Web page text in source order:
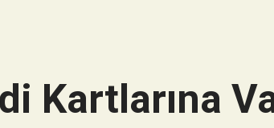
Kartlarına